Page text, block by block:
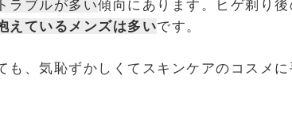
ラブルが多い傾向にあります。ヒゲ剃り後
えているメンズは多いです。
も、気恥ずかしくてスキンケアのコスメに